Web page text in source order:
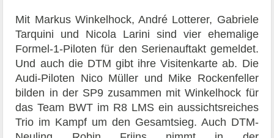
Mit Markus Winkelhock, André Lotterer, Gabriele
Tarquini und Nicola Larini sind vier ehemalige
Formel-1-Piloten für den Serienauftakt gemeldet.
Und auch die DTM gibt ihre Visitenkarte ab. Die
Audi-Piloten Nico Müller und Mike Rockenfeller
bilden in der SP9 zusammen mit Winkelhock für
das Team BWT im R8 LMS ein aussichtsreiches
Trio im Kampf um den Gesamtsieg. Auch DTM-